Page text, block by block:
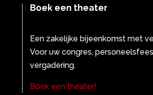
Boek een theater
Een zakelijke bijeenkomst met
Voor uw congres,
vergadering.
Boek een theater!